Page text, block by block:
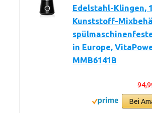
Edelstahl-Klingen,
Kunststoff-
in Europe,
MMB6141B
Bei